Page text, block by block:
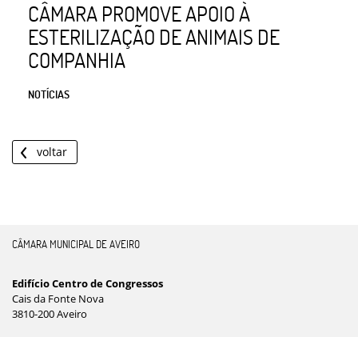
CÂMARA PROMOVE APOIO À
ESTERILIZAÇÃO DE ANIMAIS DE
COMPANHIA
NOTÍCIAS
voltar
CÂMARA MUNICIPAL DE AVEIRO
Edifício Centro de Congressos
Cais da Fonte Nova
3810-200 Aveiro